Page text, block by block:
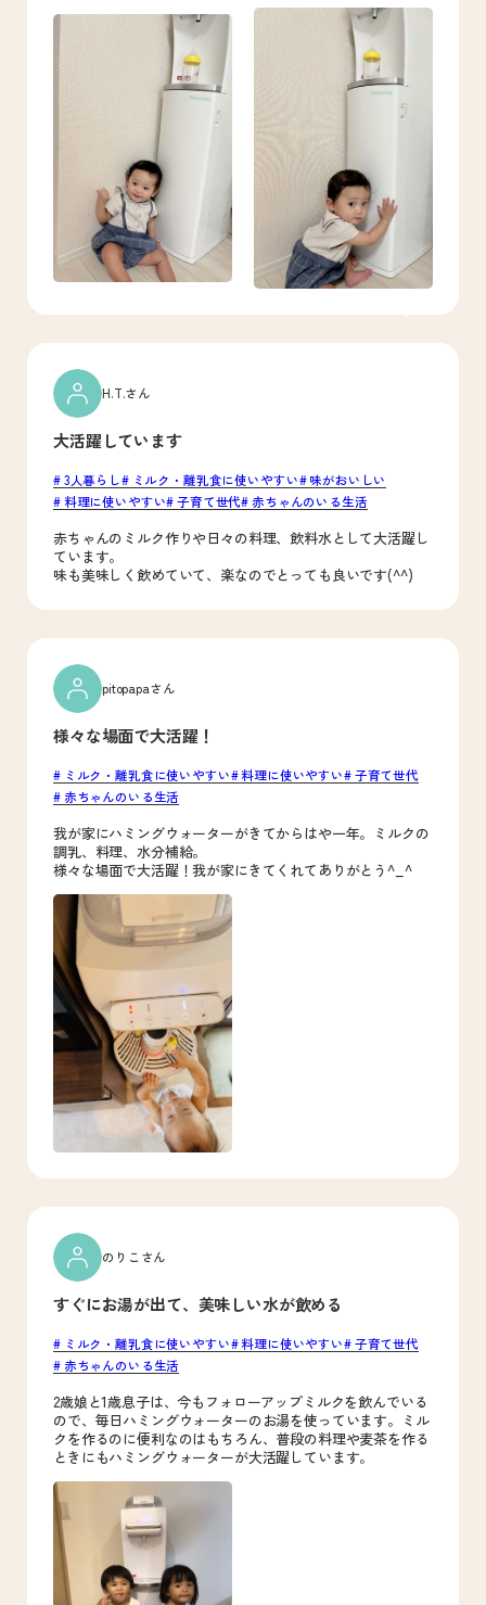
大活躍しています
3人暮らし ミルク・離乳食に使いやすい 味がおいしい
料理に使いやすい 子育て世代 赤ちゃんのいる生活
H.T.さん
赤ちゃんのミルク作りや日々の料理、飲料水として大活躍し
ています。
味も美味しく飲めていて、楽なのでとっても良いです(^^)
様々な場面で大活躍！
ミルク・離乳食に使いやすい 料理に使いやすい 子育て世代
赤ちゃんのいる生活
pitopapaさん
我が家にハミングウォーターがきてからはや一年。ミルクの
調乳、料理、水分補給。
様々な場面で大活躍！我が家にきてくれてありがとう^_^
すぐにお湯が出て、美味しい水が飲める
ミルク・離乳食に使いやすい 料理に使いやすい 子育て世代
赤ちゃんのいる生活
のりこさん
2歳娘と1歳息子は、今もフォローアップミルクを飲んでいる
ので、毎日ハミングウォーターのお湯を使っています。ミル
クを作るのに便利なのはもちろん、普段の料理や麦茶を作る
ときにもハミングウォーターが大活躍しています。